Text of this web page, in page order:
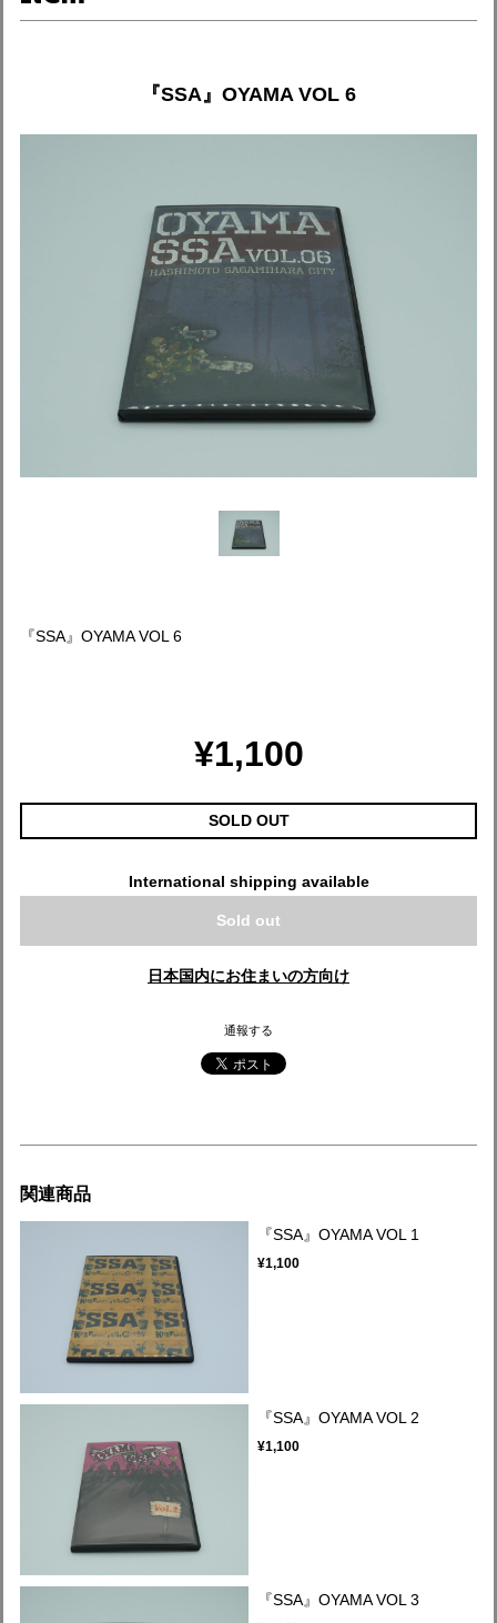
『SSA』OYAMA VOL 6
『SSA』OYAMA VOL 6
¥1,100
SOLD OUT
International shipping available
Sold out
日本国内にお住まいの方向け
通報する
関連商品
『SSA』OYAMA VOL 1
¥1,100
『SSA』OYAMA VOL 2
¥1,100
『SSA』OYAMA VOL 3